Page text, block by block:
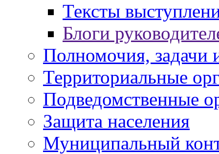
Тексты
Блоги
Полномочия, задачи
Территориальные
Подведомственные
Защита населения
Муниципальный